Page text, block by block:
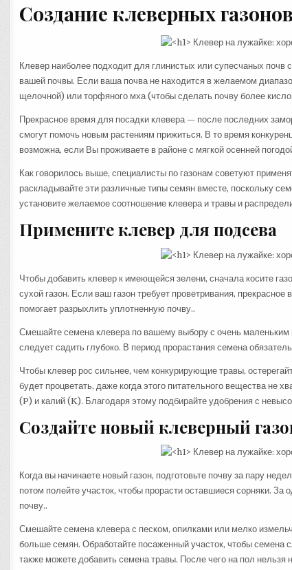
Создание клеверных
Клевер наиболее подходит для глинистых или супесчаных
вашей почвы. Если ваша почва не находится в желаемом
щелочной) или торфяного мха (чтобы сделать почву более
Прекрасное время для посадки клевера — после последних
смогут помочь новым растениям прижиться. В то время
возможна, если Вы проживаете в районе с мягкой осенней
Как говорилось выше, специалисты по газонам советуют
раскладывайте эти различные типы семян вместе, поскольку
установите желаемое соотношение клевера и травы и
Примените клевер для подсева
Чтобы добавить клевер к имеющейся зелени, сначала косите
сухой газон. Если ваш газон требует проветривания,
помогает разрыхлить уплотненную почву..
Смешайте семена клевера по вашему выбору с очень
следует садить глубоко. В период прорастания семена
Чтобы клевер рос сильнее, чем конкурирующие травы,
будет процветать, даже когда этого питательного вещества
(P) и калий (K). Благодаря этому подбирайте удобрения с
Создайте новый клеверный
Когда вы начинаете новый газон, подготовьте почву за пару
потом полейте участок, чтобы прорасти оставшиеся сорняки. За
почву..
Смешайте семена клевера с песком, опилками или мелко
больше семян. Обработайте посаженный участок, чтобы семена
также можете добавить семена травы. После чего на пол нельзя